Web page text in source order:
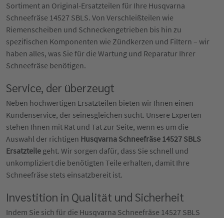
Sortiment an Original-Ersatzteilen für Ihre Husqvarna
Schneefräse 14527 SBLS. Von Verschleißteilen wie
Riemenscheiben und Schneckengetrieben bis hin zu
spezifischen Komponenten wie Zündkerzen und Filtern – wir
haben alles, was Sie für die Wartung und Reparatur Ihrer
Schneefräse benötigen.
Service, der überzeugt
Neben hochwertigen Ersatzteilen bieten wir Ihnen einen
Kundenservice, der seinesgleichen sucht. Unsere Experten
stehen Ihnen mit Rat und Tat zur Seite, wenn es um die
Auswahl der richtigen Husqvarna Schneefräse 14527 SBLS
Ersatzteile geht. Wir sorgen dafür, dass Sie schnell und
unkompliziert die benötigten Teile erhalten, damit Ihre
Schneefräse stets einsatzbereit ist.
Investition in Qualität und Sicherheit
Indem Sie sich für die Husqvarna Schneefräse 14527 SBLS